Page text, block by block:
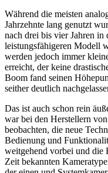
Während die meisten
Jahrzehnte lang genutzt
nach drei bis vier Jahren in
leistungsfähigeren Modell
werden jedoch immer
erreicht, der keine
Boom fand seinen
seither deutlich
Das ist auch schon rein
war bei den Herstellern
beobachten, die neue
Bedienung und
weitgehend vorbei und die
Zeit bekannten